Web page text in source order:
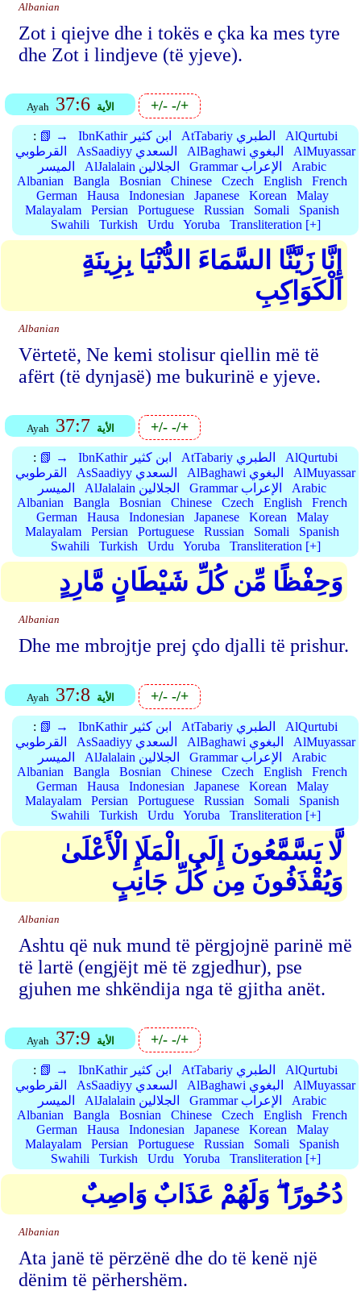
Albanian
Zot i qiejve dhe i tokës e çka ka mes tyre
dhe Zot i lindjeve (të yjeve).
Ayah 37:6 الأية +/--/+
: 📗 → IbnKathir ابن كثير AtTabariy الطبري
AlQurtubi
القرطوبي
AsSaadiyy السعدي AlBaghawi البغوي
AlMuyassar
الميسر
AlJalalain الجلالين Grammar الإعراب
Arabic
Albanian
Bangla Bosnian Chinese Czech English
French
German
Hausa Indonesian Japanese Korean
Malay
Malayalam
Persian Portuguese Russian Somali
Spanish
Swahili
Turkish Urdu Yoruba Transliteration [+]
إِنَّا زَيَّنَّا السَّمَاءَ الدُّنْيَا بِزِينَةٍ
الْكَوَاكِبِ
Albanian
Vërtetë, Ne kemi stolisur qiellin më të
afërt (të dynjasë) me bukurinë e yjeve.
Ayah 37:7 الأية +/--/+
: 📗 → IbnKathir ابن كثير AtTabariy الطبري
AlQurtubi
القرطوبي
AsSaadiyy السعدي AlBaghawi البغوي
AlMuyassar
الميسر
AlJalalain الجلالين Grammar الإعراب
Arabic
Albanian
Bangla Bosnian Chinese Czech English
French
German
Hausa Indonesian Japanese Korean
Malay
Malayalam
Persian Portuguese Russian Somali
Spanish
Swahili
Turkish Urdu Yoruba Transliteration [+]
وَحِفْظًا مِّن كُلِّ شَيْطَانٍ مَّارِدٍ
Albanian
Dhe me mbrojtje prej çdo djalli të prishur.
Ayah 37:8 الأية +/--/+
: 📗 → IbnKathir ابن كثير AtTabariy الطبري
AlQurtubi
القرطوبي
AsSaadiyy السعدي AlBaghawi البغوي
AlMuyassar
الميسر
AlJalalain الجلالين Grammar الإعراب
Arabic
Albanian
Bangla Bosnian Chinese Czech English
French
German
Hausa Indonesian Japanese Korean
Malay
Malayalam
Persian Portuguese Russian Somali
Spanish
Swahili
Turkish Urdu Yoruba Transliteration [+]
لَّا يَسَّمَّعُونَ إِلَى الْمَلَإِ الْأَعْلَىٰ
وَيُقْذَفُونَ مِن كُلِّ جَانِبٍ
Albanian
Ashtu që nuk mund të përgjojnë parinë më
të lartë (engjëjt më të zgjedhur), pse
gjuhen me shkëndija nga të gjitha anët.
Ayah 37:9 الأية +/--/+
: 📗 → IbnKathir ابن كثير AtTabariy الطبري
AlQurtubi
القرطوبي
AsSaadiyy السعدي AlBaghawi البغوي
AlMuyassar
الميسر
AlJalalain الجلالين Grammar الإعراب
Arabic
Albanian
Bangla Bosnian Chinese Czech English
French
German
Hausa Indonesian Japanese Korean
Malay
Malayalam
Persian Portuguese Russian Somali
Spanish
Swahili
Turkish Urdu Yoruba Transliteration [+]
دُحُورًا ۖ وَلَهُمْ عَذَابٌ وَاصِبٌ
Albanian
Ata janë të përzënë dhe do të kenë një
dënim të përhershëm.